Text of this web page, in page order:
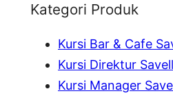
Kategori Produk
Kursi Bar & Cafe
Kursi Direktur
Kursi Manager